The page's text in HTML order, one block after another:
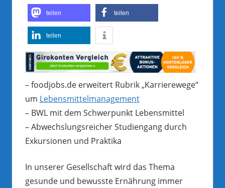
teilen teilen
teilen
– foodjobs.de erweitert Rubrik „Karrierewege“
um Lebensmittelmanagement
– BWL mit dem Schwerpunkt Lebensmittel
– Abwechslungsreicher Studiengang durch
Exkursionen und Praktika
In unserer Gesellschaft wird das Thema
gesunde und bewusste Ernährung immer